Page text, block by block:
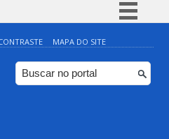
Simplifique!
Comunica BR
Participe
MAPA DO SITE